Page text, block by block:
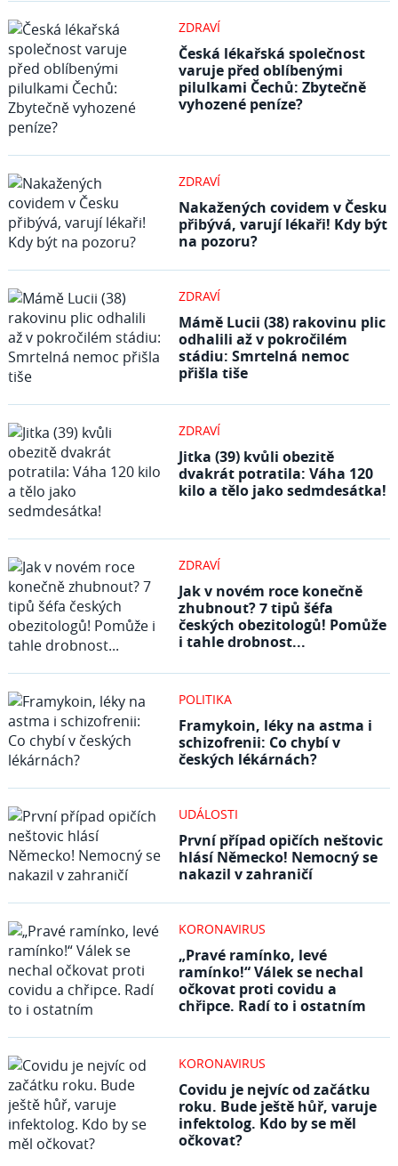
ZDRAVÍ
Česká lékařská společnost
varuje před oblíbenými
pilulkami Čechů: Zbytečně
vyhozené peníze?
ZDRAVÍ
Nakažených covidem v Česku
přibývá, varují lékaři! Kdy být
na pozoru?
ZDRAVÍ
Mámě Lucii (38) rakovinu plic
odhalili až v pokročilém
stádiu: Smrtelná nemoc
přišla tiše
ZDRAVÍ
Jitka (39) kvůli obezitě
dvakrát potratila: Váha 120
kilo a tělo jako sedmdesátka!
ZDRAVÍ
Jak v novém roce konečně
zhubnout? 7 tipů šéfa
českých obezitologů! Pomůže
i tahle drobnost...
POLITIKA
Framykoin, léky na astma i
schizofrenii: Co chybí v
českých lékárnách?
UDÁLOSTI
První případ opičích neštovic
hlásí Německo! Nemocný se
nakazil v zahraničí
KORONAVIRUS
„Pravé ramínko, levé
ramínko!“ Válek se nechal
očkovat proti covidu a
chřipce. Radí to i ostatním
KORONAVIRUS
Covidu je nejvíc od začátku
roku. Bude ještě hůř, varuje
infektolog. Kdo by se měl
očkovat?